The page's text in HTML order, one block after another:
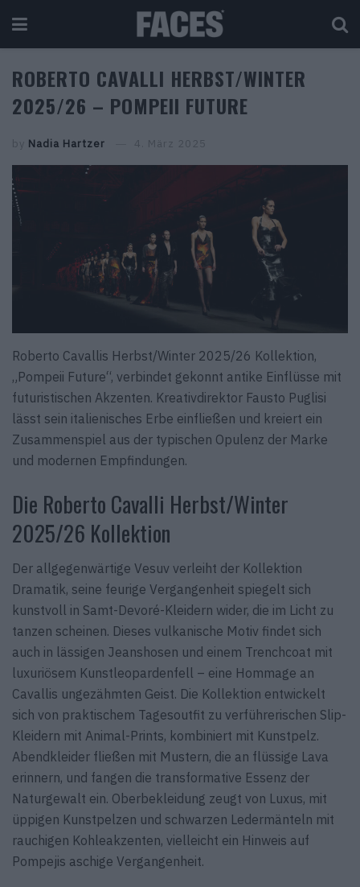
ROBERTO CAVALLI HERBST/WINTER
2025/26 – POMPEII FUTURE
by Nadia Hartzer 4. März 2025
Roberto Cavallis Herbst/Winter 2025/26 Kollektion,
„Pompeii Future“, verbindet gekonnt antike Einflüsse mit
futuristischen Akzenten. Kreativdirektor Fausto Puglisi
lässt sein italienisches Erbe einfließen und kreiert ein
Zusammenspiel aus der typischen Opulenz der Marke
und modernen Empfindungen.
Die Roberto Cavalli Herbst/Winter
2025/26 Kollektion
Der allgegenwärtige Vesuv verleiht der Kollektion
Dramatik, seine feurige Vergangenheit spiegelt sich
kunstvoll in Samt-Devoré-Kleidern wider, die im Licht zu
tanzen scheinen. Dieses vulkanische Motiv findet sich
auch in lässigen Jeanshosen und einem Trenchcoat mit
luxuriösem Kunstleopardenfell – eine Hommage an
Cavallis ungezähmten Geist. Die Kollektion entwickelt
sich von praktischem Tagesoutfit zu verführerischen Slip-
Kleidern mit Animal-Prints, kombiniert mit Kunstpelz.
Abendkleider fließen mit Mustern, die an flüssige Lava
erinnern, und fangen die transformative Essenz der
Naturgewalt ein. Oberbekleidung zeugt von Luxus, mit
üppigen Kunstpelzen und schwarzen Ledermänteln mit
rauchigen Kohleakzenten, vielleicht ein Hinweis auf
Pompejis aschige Vergangenheit.